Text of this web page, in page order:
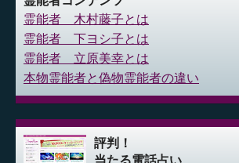
霊能者 木村藤子とは
霊能者 下ヨシ子とは
霊能者 立原美幸とは
本物霊能者と偽物霊能者の違い
評判！
当たる電話占い